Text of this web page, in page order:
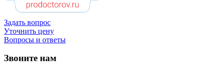
Задать вопрос
Уточнить цену
Вопросы и ответы
Звоните нам